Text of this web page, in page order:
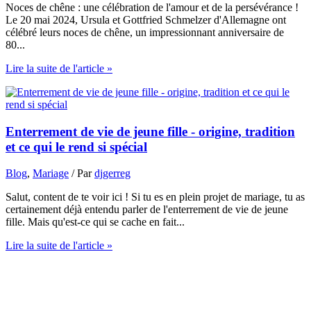
Noces de chêne : une célébration de l'amour et de la persévérance !
Le 20 mai 2024, Ursula et Gottfried Schmelzer d'Allemagne ont
célébré leurs noces de chêne, un impressionnant anniversaire de
80...
Lire la suite de l'article »
Enterrement de vie de jeune fille - origine, tradition
et ce qui le rend si spécial
Blog, Mariage / Pardjgerreg
Salut, content de te voir ici ! Si tu es en plein projet de mariage, tu as
certainement déjà entendu parler de l'enterrement de vie de jeune
fille. Mais qu'est-ce qui se cache en fait...
Lire la suite de l'article »